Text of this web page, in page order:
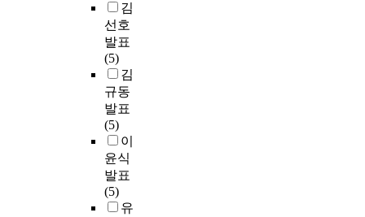
김
선호
발표
(5)
김
규동
발표
(5)
이
윤식
발표
(5)
유